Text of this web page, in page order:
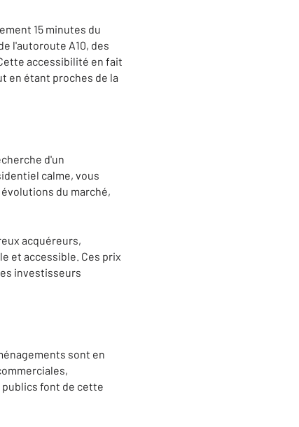
15 minutes du
l'autoroute A10, des
accessibilité en fait
en étant proches de la
d'un
calme, vous
du marché,
acquéreurs,
et accessible. Ces prix
investisseurs
sont en
font de cette